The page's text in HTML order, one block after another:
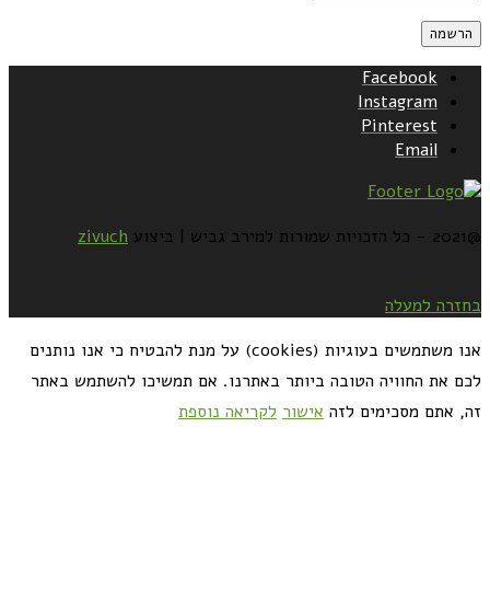
Facebook
Instagram
Pinterest
Email
@2021 - כל הזכויות שמורות למירב גביש | ביצוע zivuch
בחזרה למעלה
אנו משתמשים בעוגיות (cookies) על מנת להבטיח כי אנו נותנים
לכם את החוויה הטובה ביותר באתרנו. אם תמשיכו להשתמש באתר
זה, אתם מסכימים לזה אישור לקריאה נוספת